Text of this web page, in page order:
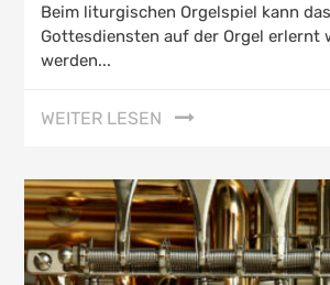
Beim liturgischen Orgelspiel kann
Gottesdiensten auf der Orgel erlernt
werden...
WEITER LESEN